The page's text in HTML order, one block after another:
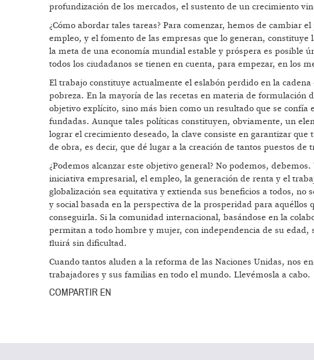
profundización de los mercados, el sustento de un crecimiento
¿Cómo abordar tales tareas? Para comenzar, hemos de cambiar
empleo, y el fomento de las empresas que lo generan,
la meta de una economía mundial estable y próspera es posible
todos los ciudadanos se tienen en cuenta, para empezar, en los
El trabajo constituye actualmente el eslabón perdido en la
pobreza. En la mayoría de las recetas en materia de formulación
objetivo explícito, sino más bien como un resultado que se
fundadas. Aunque tales políticas constituyen, obviamente, un
lograr el crecimiento deseado, la clave consiste en garantizar
de obra, es decir, que dé lugar a la creación de tantos puestos de
¿Podemos alcanzar este objetivo general? No podemos,
iniciativa empresarial, el empleo, la generación de renta y el
globalización sea equitativa y extienda sus beneficios a todos,
y social basada en la perspectiva de la prosperidad para
conseguirla. Si la comunidad internacional, basándose en la
permitan a todo hombre y mujer, con independencia de su
fluirá sin dificultad.
Cuando tantos aluden a la reforma de las Naciones Unidas, nos
trabajadores y sus familias en todo el mundo. Llevémosla a cabo.
COMPARTIR EN